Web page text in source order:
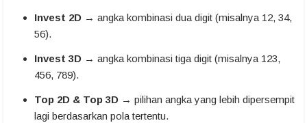
Invest 2D → angka kombinasi dua digit (misalnya 12, 34,
56).
Invest 3D → angka kombinasi tiga digit (misalnya 123,
456, 789).
Top 2D & Top 3D → pilihan angka yang lebih dipersempit
lagi berdasarkan pola tertentu.